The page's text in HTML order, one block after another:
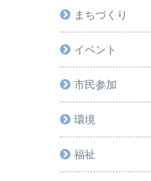
まちづくり
イベント
市民参加
環境
福祉